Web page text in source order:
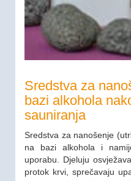
Sredstva za
bazi alkohola
sauniranja
Sredstva za nanošenje
na bazi alkohola i
uporabu. Djeluju
protok krvi, sprečavaju